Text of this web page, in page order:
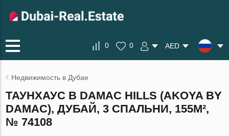
0 0 AED
Недвижимость в Дубае
ТАУНХАУС В DAMAC HILLS (AKOYA BY
DAMAC), ДУБАЙ, 3 СПАЛЬНИ, 155М²,
№ 74108